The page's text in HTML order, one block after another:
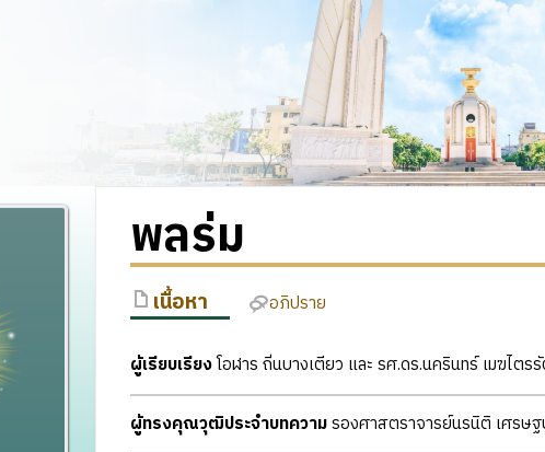
พลร่ม
เนื้อหา อภิปราย
ผู้เรียบเรียงโอฬาร ถิ่นบางเตียว และ รศ.ดร.นครินทร์ เมฆไตร
ผู้ทรงคุณวุฒิประจำบทความรองศาสตราจารย์นรนิติ เศรษ